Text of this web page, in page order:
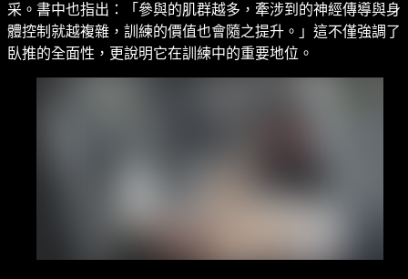
采。書中也指出：「參與的肌群越多，牽涉到的神經傳導與身
體控制就越複雜，訓練的價值也會隨之提升。」這不僅強調了
臥推的全面性，更說明它在訓練中的重要地位。